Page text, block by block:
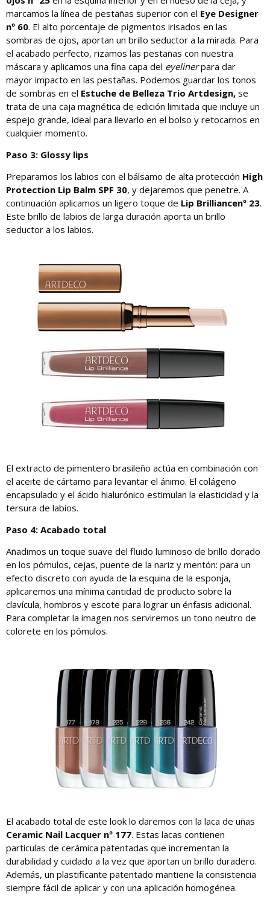
marcamos la línea de pestañas superior con el Eye Designer
nº 60. El alto porcentaje de pigmentos irisados en las
sombras de ojos, aportan un brillo seductor a la mirada. Para
el acabado perfecto, rizamos las pestañas con nuestra
máscara y aplicamos una fina capa del eyelinerpara dar
mayor impacto en las pestañas. Podemos guardar los tonos
de sombras en el Estuche de Belleza Trio Artdesign, se
trata de una caja magnética de edición limitada que incluye un
espejo grande, ideal para llevarlo en el bolso y retocarnos en
cualquier momento.
Paso 3: Glossy lips
Preparamos los labios con el bálsamo de alta protección High
Protection Lip Balm SPF 30, y dejaremos que penetre. A
continuación aplicamos un ligero toque de Lip Brilliancenº 23.
Este brillo de labios de larga duración aporta un brillo
seductor a los labios.
El extracto de pimentero brasileño actúa en combinación con
el aceite de cártamo para levantar el ánimo. El colágeno
encapsulado y el ácido hialurónico estimulan la elasticidad y la
tersura de labios.
Paso 4: Acabado total
Añadimos un toque suave del fluido luminoso de brillo dorado
en los pómulos, cejas, puente de la nariz y mentón: para un
efecto discreto con ayuda de la esquina de la esponja,
aplicaremos una mínima cantidad de producto sobre la
clavícula, hombros y escote para lograr un énfasis adicional.
Para completar la imagen nos serviremos un tono neutro de
colorete en los pómulos.
El acabado total de este look lo daremos con la laca de uñas
Ceramic Nail Lacquer nº 177. Estas lacas contienen
partículas de cerámica patentadas que incrementan la
durabilidad y cuidado a la vez que aportan un brillo duradero.
Además, un plastificante patentado mantiene la consistencia
siempre fácil de aplicar y con una aplicación homogénea.